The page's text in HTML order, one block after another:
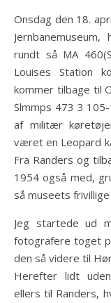
Onsdag den 18. april var det tid til vagtskifte på Danmarks
rundt så MA
Louises Station
kommer tilbage til
Slmmps 473 3
af militær
været en Leopard
Fra Randers og
1954 også med,
så museets
Jeg startede ud
fotografere toget
den så videre til
Herefter lidt
ellers til Randers,